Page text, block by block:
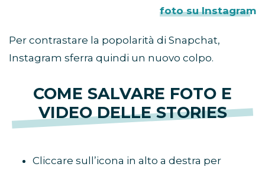
foto su Instagram
Per contrastare la popolarità di Snapchat,
Instagram sferra quindi un nuovo colpo.
COME SALVARE FOTO E
VIDEO DELLE STORIES
Cliccare sull’icona in alto a destra per